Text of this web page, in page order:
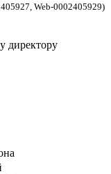
Web-0002405929)
директору